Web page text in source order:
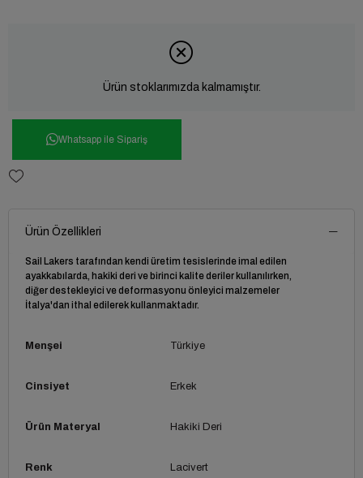
Ürün stoklarımızda kalmamıştır.
Whatsapp ile Sipariş
Ürün Özellikleri
Sail Lakers tarafından kendi üretim tesislerinde imal edilen
ayakkabılarda, hakiki deri ve birinci kalite deriler kullanılırken,
diğer destekleyici ve deformasyonu önleyici malzemeler
İtalya'dan ithal edilerek kullanmaktadır.
Menşei Türkiye
Cinsiyet Erkek
Ürün Materyal Hakiki Deri
Renk Lacivert